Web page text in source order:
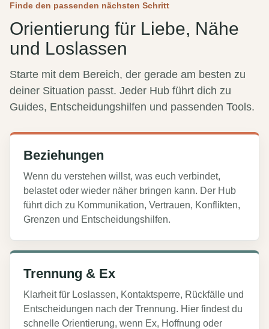
Finde den passenden nächsten Schritt
Orientierung für Liebe, Nähe
und Loslassen
Starte mit dem Bereich, der gerade am besten zu
deiner Situation passt. Jeder Hub führt dich zu
Guides, Entscheidungshilfen und passenden Tools.
Beziehungen
Wenn du verstehen willst, was euch verbindet,
belastet oder wieder näher bringen kann. Der Hub
führt dich zu Kommunikation, Vertrauen, Konflikten,
Grenzen und Entscheidungshilfen.
Trennung & Ex
Klarheit für Loslassen, Kontaktsperre, Rückfälle und
Entscheidungen nach der Trennung. Hier findest du
schnelle Orientierung, wenn Ex, Hoffnung oder